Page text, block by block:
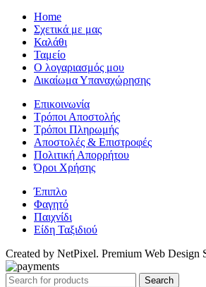
Home
Σχετικά με μας
Καλάθι
Ταμείο
Ο λογαριασμός μου
Δικαίωμα Υπαναχώρησης
Επικοινωνία
Τρόποι Αποστολής
Τρόποι Πληρωμής
Αποστολές & Επιστροφές
Πολιτική Απορρήτου
Όροι Χρήσης
Έπιπλο
Φαγητό
Παιχνίδι
Είδη Ταξιδιού
Created by NetPixel. Premium Web Design
Search